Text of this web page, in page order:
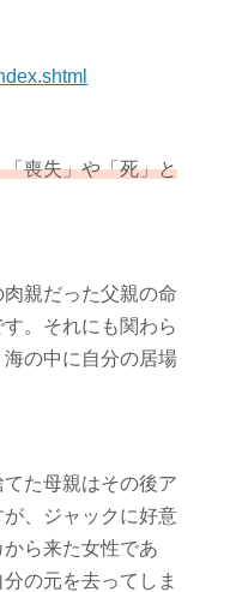
喪失」や「死」と
親だった父親の命
。それにも関わら
の中に自分の居場
た母親はその後ア
、ジャックに好意
ら来た女性であ
の元を去ってしま